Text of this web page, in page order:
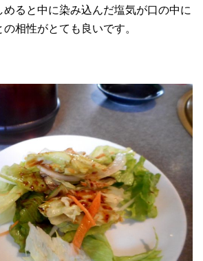
ると中に染み込んだ塩気が口の中に
相性がとても良いです。